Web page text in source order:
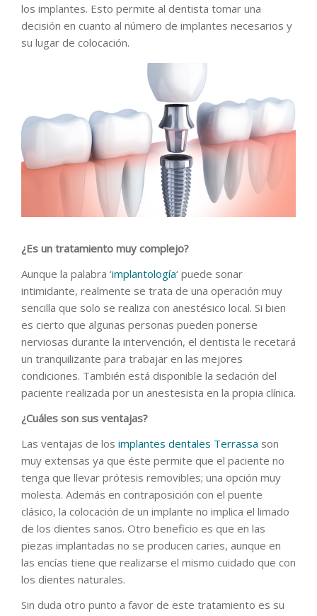
los implantes. Esto permite al dentista tomar una
decisión en cuanto al número de implantes necesarios y
su lugar de colocación.
¿Es un tratamiento muy complejo?
Aunque la palabra ‘implantología‘ puede sonar
intimidante, realmente se trata de una operación muy
sencilla que solo se realiza con anestésico local. Si bien
es cierto que algunas personas pueden ponerse
nerviosas durante la intervención, el dentista le recetará
un tranquilizante para trabajar en las mejores
condiciones. También está disponible la sedación del
paciente realizada por un anestesista en la propia clínica.
¿Cuáles son sus ventajas?
Las ventajas de los implantes dentales Terrassa son
muy extensas ya que éste permite que el paciente no
tenga que llevar prótesis removibles; una opción muy
molesta. Además en contraposición con el puente
clásico, la colocación de un implante no implica el limado
de los dientes sanos. Otro beneficio es que en las
piezas implantadas no se producen caries, aunque en
las encías tiene que realizarse el mismo cuidado que con
los dientes naturales.
Sin duda otro punto a favor de este tratamiento es su